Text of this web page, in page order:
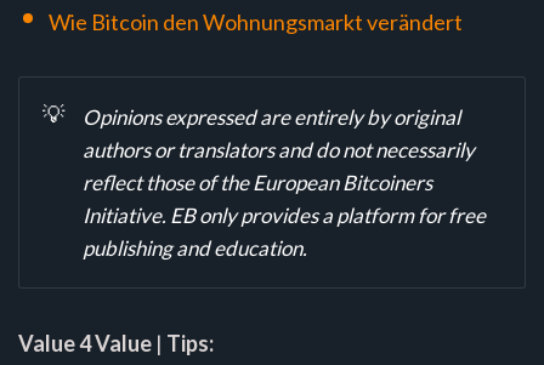
Wie Bitcoin den Wohnungsmarkt verändert
💡
Opinions expressed are entirely by original
authors or translators and do not necessarily
reflect those of the European Bitcoiners
Initiative. EB only provides a platform for free
publishing and education.
Value 4 Value | Tips: